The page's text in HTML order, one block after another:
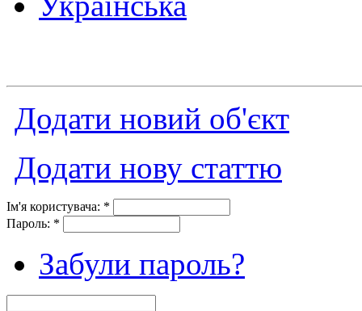
Додати новий об'єкт
Додати нову статтю
Ім'я користувача: *
Пароль: *
Забули пароль?